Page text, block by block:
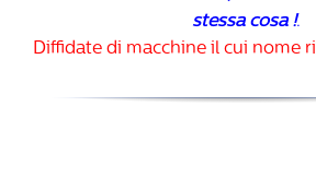
stessa cosa !.
Diffidate di macchine il cui nome